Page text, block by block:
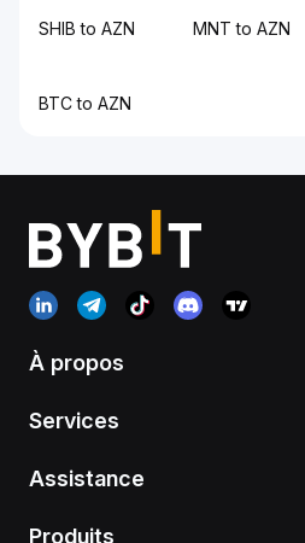
SHIB to AZN MNT to AZN
BTC to AZN
À propos
Services
Assistance
Produits